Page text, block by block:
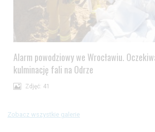
Alarm powodziowy we Wrocławiu.
kulminację fali na Odrze
Zdjęć: 41
Zobacz wszystkie galerie